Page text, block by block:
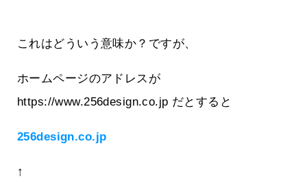
これはどういう意味か？ですが、
ホームページのアドレスが
https://www.256design.co.jp だとすると
256design.co.jp
↑